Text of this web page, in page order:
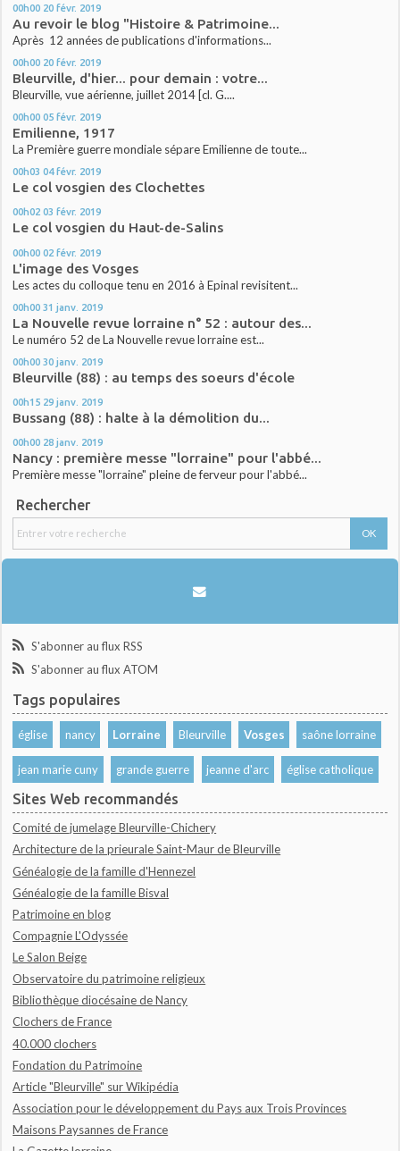
00h00 20 févr. 2019
Au revoir le blog "Histoire & Patrimoine...
Après 12 années de publications d'informations...
00h00 20 févr. 2019
Bleurville, d'hier... pour demain : votre...
Bleurville, vue aérienne, juillet 2014 [cl. G....
00h00 05 févr. 2019
Emilienne, 1917
La Première guerre mondiale sépare Emilienne de toute...
00h03 04 févr. 2019
Le col vosgien des Clochettes
00h02 03 févr. 2019
Le col vosgien du Haut-de-Salins
00h00 02 févr. 2019
L'image des Vosges
Les actes du colloque tenu en 2016 à Epinal revisitent...
00h00 31 janv. 2019
La Nouvelle revue lorraine n° 52 : autour des...
Le numéro 52 de La Nouvelle revue lorraine est...
00h00 30 janv. 2019
Bleurville (88) : au temps des soeurs d'école
00h15 29 janv. 2019
Bussang (88) : halte à la démolition du...
00h00 28 janv. 2019
Nancy : première messe "lorraine" pour l'abbé...
Première messe "lorraine" pleine de ferveur pour l'abbé...
Rechercher
S'abonner au flux RSS
S'abonner au flux ATOM
Tags populaires
église nancy Lorraine Bleurville Vosges saône lorraine
jean marie cuny grande guerre jeanne d'arc église catholique
Sites Web recommandés
Comité de jumelage Bleurville-Chichery
Architecture de la prieurale Saint-Maur de Bleurville
Généalogie de la famille d'Hennezel
Généalogie de la famille Bisval
Patrimoine en blog
Compagnie L'Odyssée
Le Salon Beige
Observatoire du patrimoine religieux
Bibliothèque diocésaine de Nancy
Clochers de France
40.000 clochers
Fondation du Patrimoine
Article "Bleurville" sur Wikipédia
Association pour le développement du Pays aux Trois Provinces
Maisons Paysannes de France